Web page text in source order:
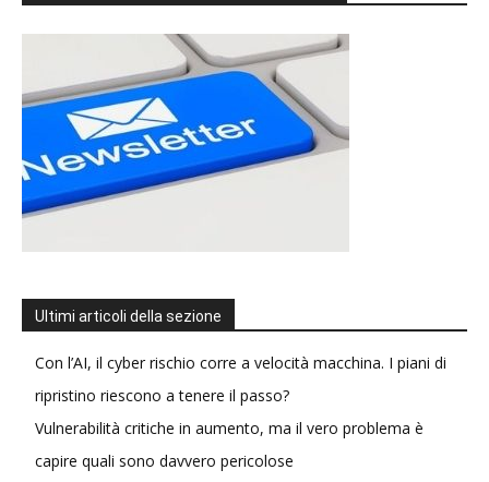
Ultimi articoli della sezione
Con l’AI, il cyber rischio corre a velocità macchina. I piani di
ripristino riescono a tenere il passo?
Vulnerabilità critiche in aumento, ma il vero problema è
capire quali sono davvero pericolose